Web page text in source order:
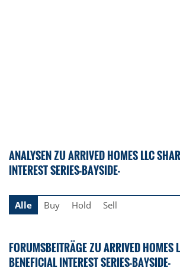
ANALYSEN ZU ARRIVED HOMES LLC
INTEREST SERIES-BAYSIDE-
Alle
Buy Hold Sell
FORUMSBEITRÄGE ZU ARRIVED HOMES
BENEFICIAL INTEREST SERIES-BAYSIDE-